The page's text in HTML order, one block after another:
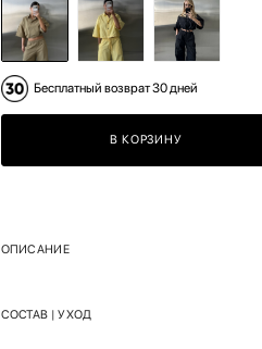
Бесплатный возврат 30 дней
В КОРЗИНУ
ОПИСАНИЕ
СОСТАВ | УХОД